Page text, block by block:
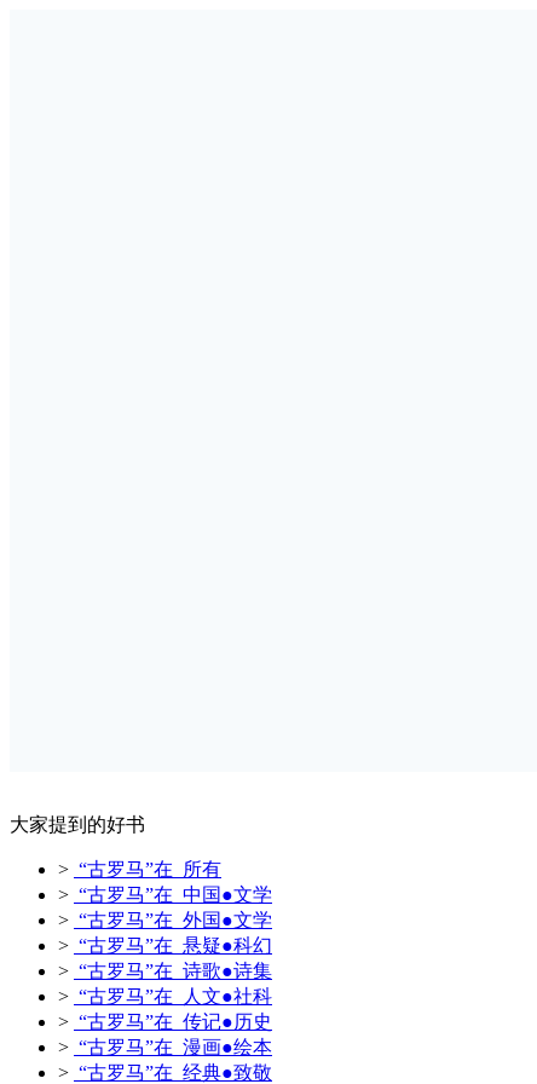
大家提到的好书
> “古罗马”在 所有
> “古罗马”在 中国●文学
> “古罗马”在 外国●文学
> “古罗马”在 悬疑●科幻
> “古罗马”在 诗歌●诗集
> “古罗马”在 人文●社科
> “古罗马”在 传记●历史
> “古罗马”在 漫画●绘本
> “古罗马”在 经典●致敬